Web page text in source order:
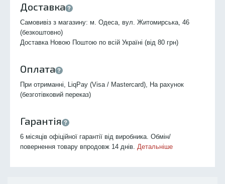
Доставка
Самовивіз з магазину: м. Одеса, вул. Житомирська, 46
(безкоштовно)
Доставка Новою Поштою по всій Україні (від 80 грн)
Оплата
При отриманні, LiqPay (Visa / Mastercard), На рахунок
(безготівковий переказ)
Гарантія
6 місяців офіційної гарантії від виробника. Обмін/
повернення товару впродовж 14 днів. Детальніше